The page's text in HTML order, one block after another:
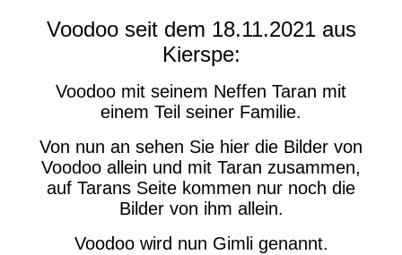
Voodoo seit dem 18.11.2021 aus
Kierspe:
Voodoo mit seinem Neffen Taran mit
einem Teil seiner Familie.
Von nun an sehen Sie hier die Bilder von
Voodoo allein und mit Taran zusammen,
auf Tarans Seite kommen nur noch die
Bilder von ihm allein.
Voodoo wird nun Gimli genannt.